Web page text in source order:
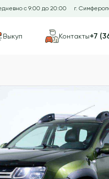
с 9:00 до 20:00 г.
Выкуп Контакты+7